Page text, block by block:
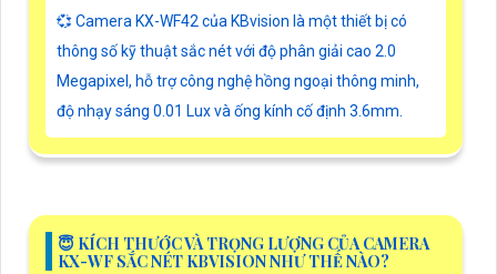
💞 Camera KX-WF42 của KBvision là một thiết bị có
thông số kỹ thuật sắc nét với độ phân giải cao 2.0
Megapixel, hỗ trợ công nghệ hồng ngoại thông minh,
độ nhạy sáng 0.01 Lux và ống kính cố định 3.6mm.
😇 KÍCH THƯỚC VÀ TRỌNG LƯỢNG CỦA CAMERA
KX-WF SẮC NÉT KBVISION NHƯ THẾ NÀO?